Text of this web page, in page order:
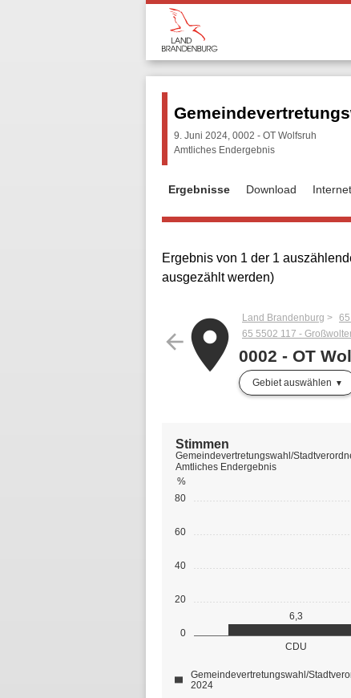
9. Juni 2024, 0002 - OT Wolfsruh
Amtliches Endergebnis
Ergebnisse Download
Ergebnis von 1 der 1
ausgezählt werden)
arrow_backplaceLand Brandenburg
65 5502 117 -
0002 - OT
Gebiet auswählen
0
20
40
60
80
%
CDU
6,3
Stimmen
Gemeindevertretungswahl/
Amtliches Endergebnis
Gemeindevertretungswahl/
2024